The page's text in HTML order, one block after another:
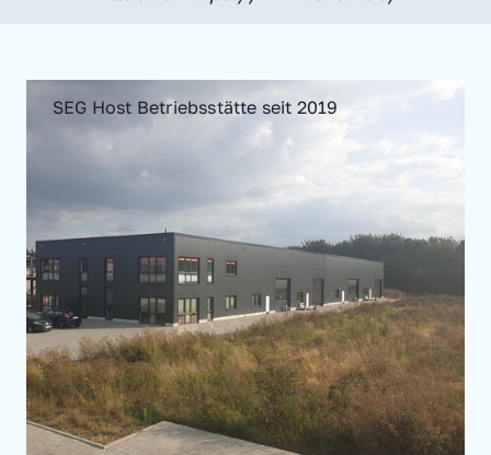
SEG Host Betriebsstätte seit 2019